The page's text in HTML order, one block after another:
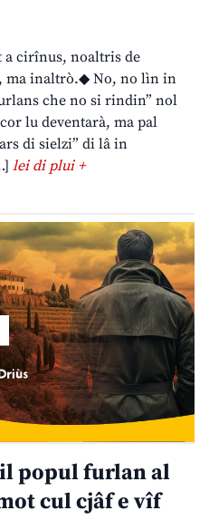
a cirînus, noaltris de
ma inaltrò.◆ No, no lìn in
che no si rindin” nol
lu deventarà, ma pal
di sielzi” di lâ in
lei di plui +
popul furlan al
cul cjâf e vîf